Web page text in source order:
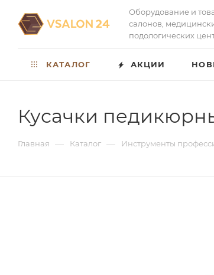
Оборудование и
салонов,
подологических
КАТАЛОГ АКЦИИ
Кусачки
Главная — Каталог — Инструменты